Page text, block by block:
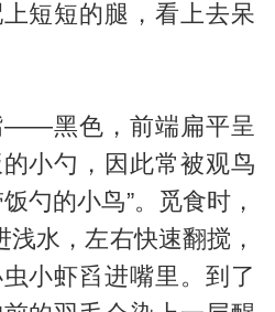
短短的腿，看上去呆
——黑色，前端扁平呈
小勺，因此常被观鸟
勺的小鸟”。觅食时，
浅水，左右快速翻搅，
小虾舀进嘴里。到了